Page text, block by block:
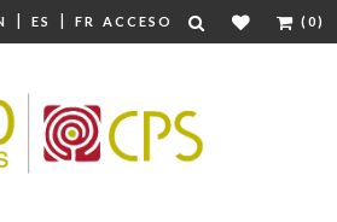
| ES | FR ACCESO (0)